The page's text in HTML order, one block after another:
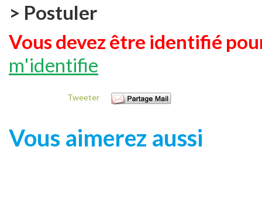
> Postuler
Vous devez être identifié
m'identifie
Tweeter
Vous aimerez aussi